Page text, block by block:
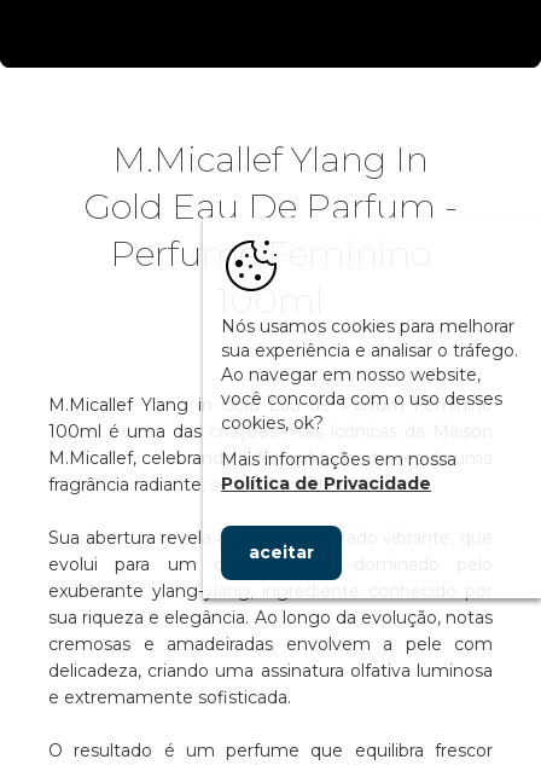
M.Micallef Ylang In
Gold Eau De Parfum -
Perfume Feminino
100ml
M.Micallef Ylang in Gold Eau de Parfum Feminino
100ml é uma das criações mais icônicas da Maison
M.Micallef, celebrando a feminilidade através de uma
fragrância radiante, sensual e sofisticada.
Sua abertura revela um acorde frutado vibrante, que
evolui para um coração floral dominado pelo
exuberante ylang-ylang, ingrediente conhecido por
sua riqueza e elegância. Ao longo da evolução, notas
cremosas e amadeiradas envolvem a pele com
delicadeza, criando uma assinatura olfativa luminosa
e extremamente sofisticada.
O resultado é um perfume que equilibra frescor
Nós usamos cookies para melhorar
sua experiência e analisar o tráfego.
Ao navegar em nosso website,
você concorda com o uso desses
cookies, ok?
Mais informações em nossa
Política de Privacidade
aceitar